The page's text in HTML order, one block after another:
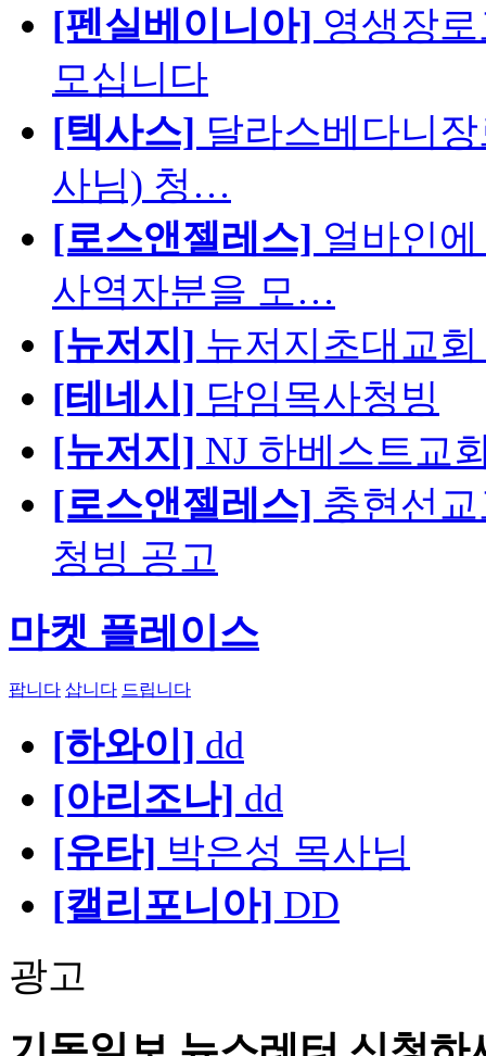
[펜실베이니아] 영생장
모십니다
[텍사스] 달라스베다니
사님) 청…
[로스앤젤레스] 얼바인
사역자분을 모…
[뉴저지] 뉴저지초대교
[테네시] 담임목사청빙
[뉴저지] NJ 하베스트교
[로스앤젤레스] 충현선
청빙 공고
마켓 플레이스
팝니다 삽니다 드립니다
[하와이] dd
[아리조나] dd
[유타] 박은성 목사님
[캘리포니아] DD
광고